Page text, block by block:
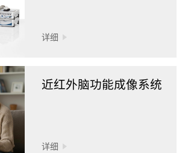
详细
近红外脑功能成像系统
详细